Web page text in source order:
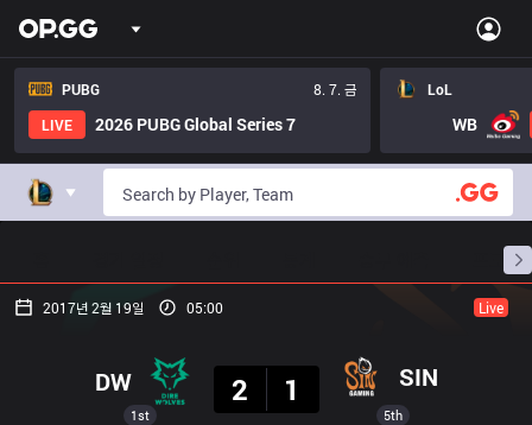
PUBG
8. 7. 금
LIVE
2026 PUBG Global Series 7
LoL
WB
프로빌
2017년 2월 19일 05:00 Live
1st
DW
2
1 SIN
5th